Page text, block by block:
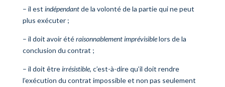
– il est indépendantde la volonté de la partie qui ne peut
plus exécuter ;
– il doit avoir étéraisonnablement imprévisiblelors de la
conclusion du contrat ;
– il doit êtreirrésistible, c’est-à-dire qu’il doit rendre
l’exécution du contrat impossible et non pas seulement